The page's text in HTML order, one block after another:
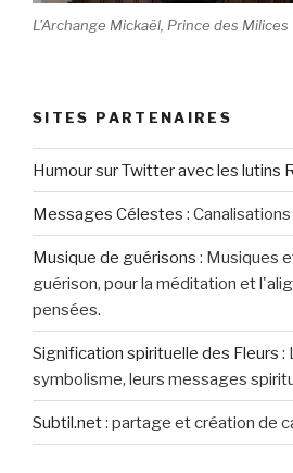
L'Archange Mickaël, Prince des Milices
SITES PARTENAIRES
Humour sur Twitter avec les lutins
Messages Célestes :
Musique de guérisons : Musiques
guérison, pour la méditation et
pensées.
Signification spirituelle des Fleurs :
symbolisme, leurs messages
Subtil.net: partage et création de